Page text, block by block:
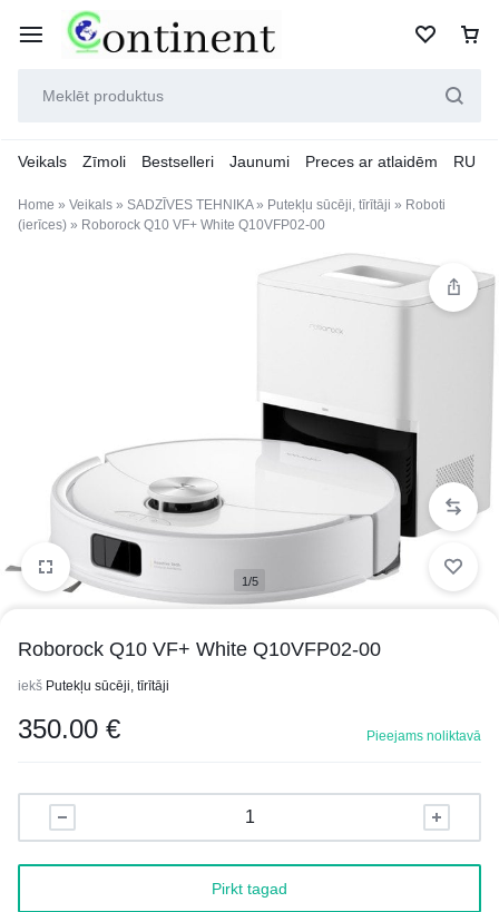
Veikals Zīmoli Bestselleri Jaunumi Preces ar atlaidēm RU
Home » Veikals » SADZĪVES TEHNIKA» Putekļu sūcēji, tīrītāji » Roboti
(ierīces) » Roborock Q10 VF+ White Q10VFP02-00
1/5
Roborock Q10 VF+ White Q10VFP02-00
iekš Putekļu sūcēji, tīrītāji
350.00 € Pieejams noliktavā
Pirkt tagad